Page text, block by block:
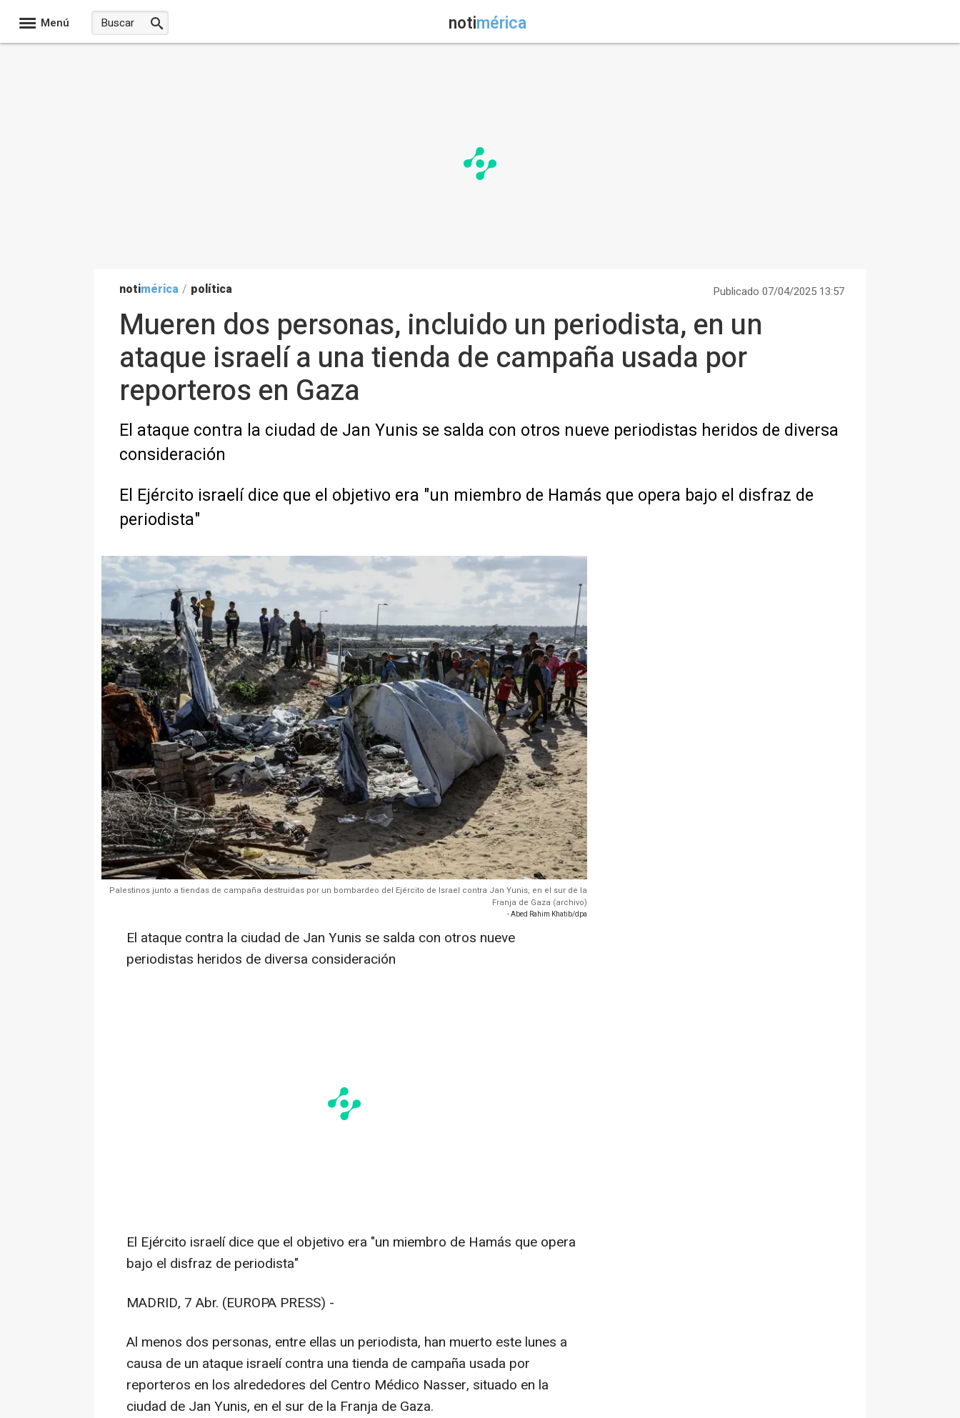
Menú notimérica
notimérica / política Publicado 07/04/2025 13:57
Mueren dos personas, incluido un periodista, en un
ataque israelí a una tienda de campaña usada por
reporteros en Gaza
El ataque contra la ciudad de Jan Yunis se salda con otros nueve periodistas heridos de diversa
consideración
El Ejército israelí dice que el objetivo era "un miembro de Hamás que opera bajo el disfraz de
periodista"
Palestinos junto a tiendas de campaña destruidas por un bombardeo del Ejército de Israel contra Jan Yunis, en el sur de la
Franja de Gaza (archivo)
- Abed Rahim Khatib/dpa
El ataque contra la ciudad de Jan Yunis se salda con otros nueve
periodistas heridos de diversa consideración
El Ejército israelí dice que el objetivo era "un miembro de Hamás que opera
bajo el disfraz de periodista"
MADRID, 7 Abr. (EUROPA PRESS) -
Al menos dos personas, entre ellas un periodista, han muerto este lunes a
causa de un ataque israelí contra una tienda de campaña usada por
reporteros en los alrededores del Centro Médico Nasser, situado en la
ciudad de Jan Yunis, en el sur de la Franja de Gaza.